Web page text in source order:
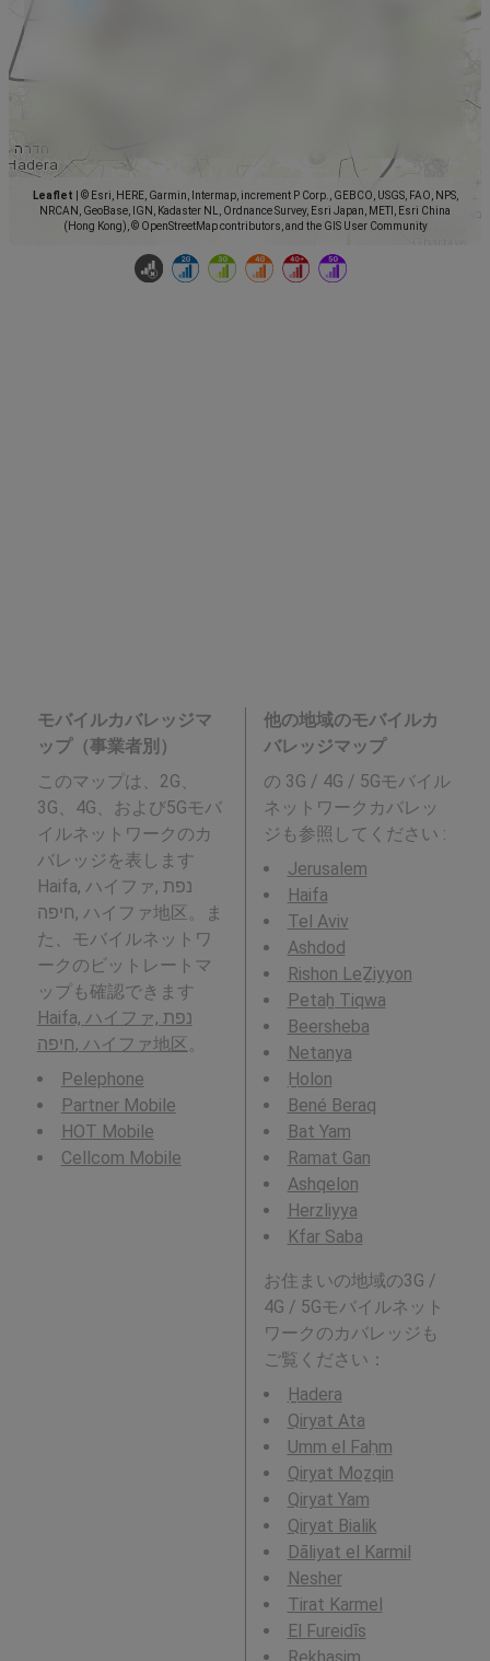
Leaflet
© Esri, HERE, Garmin, Intermap, increment P Corp., GEBCO, USGS, FAO, NPS,
NRCAN, GeoBase, IGN, Kadaster NL, Ordnance Survey, Esri Japan, METI, Esri China
(Hong Kong), © OpenStreetMap contributors, and the GIS User Community
モバイルカバレッジマ
ップ（事業者別）
このマップは、2G、
3G、4G、および5Gモバ
イルネットワークのカ
バレッジを表します
Haifa, ハイファ, נפת
חיפה, ハイファ地区。ま
た、モバイルネットワ
ークのビットレートマ
ップも確認できます
Haifa, ハイファ, נפת
חיפה, ハイファ地区 。
Pelephone
Partner Mobile
HOT Mobile
Cellcom Mobile
他の地域のモバイルカ
バレッジマップ
の 3G / 4G / 5Gモバイル
ネットワークカバレッ
ジも参照してください :
Jerusalem
Haifa
Tel Aviv
Ashdod
Rishon LeẔiyyon
Petaẖ Tiqwa
Beersheba
Netanya
H̱olon
Bené Beraq
Bat Yam
Ramat Gan
Ashqelon
Herzliyya
Kfar Saba
お住まいの地域の3G /
4G / 5Gモバイルネット
ワークのカバレッジも
ご覧ください：
H̱adera
Qiryat Ata
Umm el Faḥm
Qiryat Moẕqin
Qiryat Yam
Qiryat Bialik
Dāliyat el Karmil
Nesher
Tirat Karmel
El Fureidīs